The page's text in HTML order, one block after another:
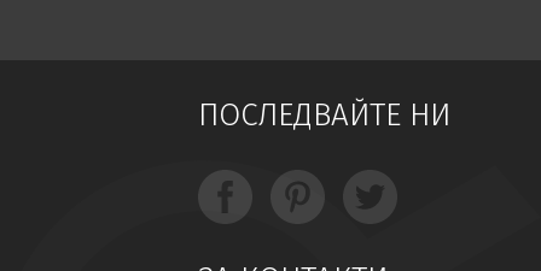
ПОСЛЕДВАЙТЕ НИ